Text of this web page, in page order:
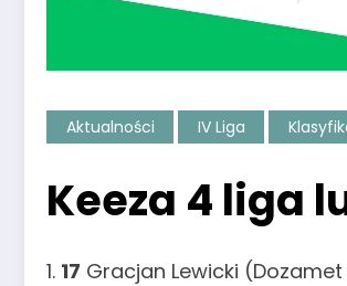
Aktualności IV Liga
Keeza 4 liga
1. 17 Gracjan Lewicki